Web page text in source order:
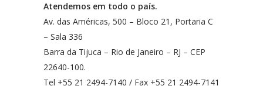
Atendemos em todo o país.
Av. das Américas, 500 – Bloco 21, Portaria C
– Sala 336
Barra da Tijuca – Rio de Janeiro – RJ – CEP
22640-100.
Tel +55 21 2494-7140 / Fax +55 21 2494-7141